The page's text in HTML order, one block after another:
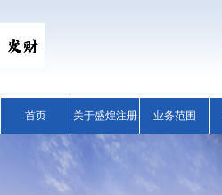
首页 关于盛煌注册 业务范围